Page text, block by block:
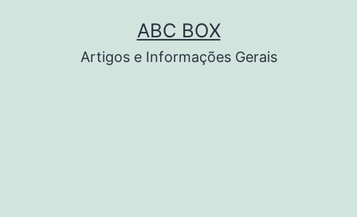
ABC BOX
Artigos e Informações Gerais